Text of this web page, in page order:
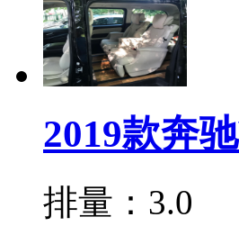
2019款奔
排量：3.0